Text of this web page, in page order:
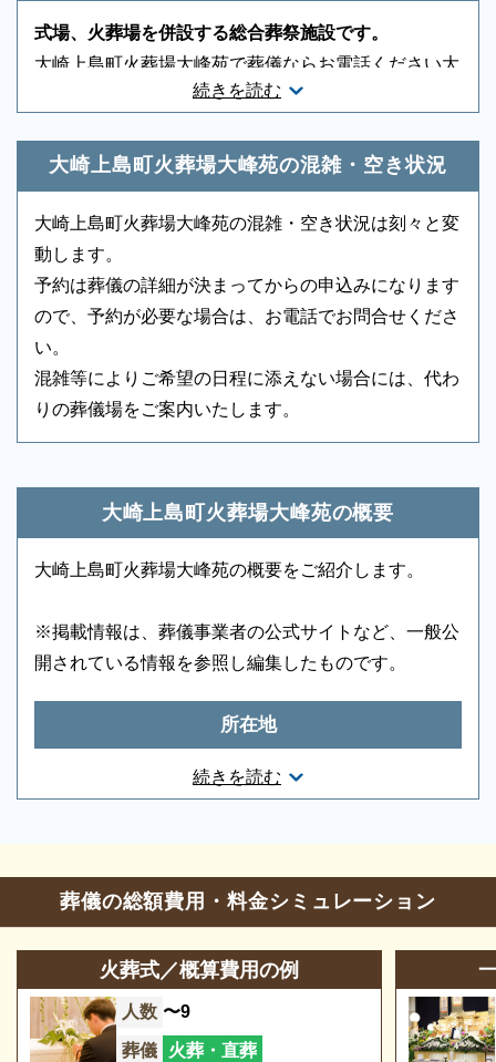
友人葬対応 - 社葬対応 -
葬祭ディレクター
音響、照明設備 -
親族控室 - 宗教者控室 -
浴室 貸布団
アメニティセット - 冷蔵庫
テレビ - 多目的トイレ
バリアフリー意識 - エントランス
ロビー
・大崎上島町火葬場大峰苑では葬祭場（葬儀
式場、待合室）を貸出しています。
・休場日は、1月1日および町長が必要と認め
・葬儀専用施設のため葬儀事業者を通じてご
利用いただく施設です。
・他町の方もご利用になれますが利用料金が
大崎上島町民と異なりますのでご留意くださ
い。
続きを読む
式場、火葬場を併設する総合葬祭施設です。
大崎上島町火葬場大峰苑で葬儀ならお電話ください大
崎上島町火葬場大峰苑で通夜・葬儀・火葬までを一か
的なお葬式が行われています。もしもの時は、申込み
順になりますので取り急ぎお電話ください。迅速に手
配いたします。
ださい
ご状況・ご希望などをお伺いしながら段取りを進めま
配、ご安置先（霊安室・安置室）などについても、ご
ご希望にあわせて葬儀の段取りを進めます。火葬場、
霊柩車などの手配をはじめ、必要な葬具（祭壇、棺、
ドライアイス）などを、ご希望にあわせてご用意いた
します。また、市区役所への死亡届なども代行できま
す。まずはお電話ください。
大崎上島町火葬場大峰苑の混雑・空き状況
大崎上島町火葬場大峰苑の混雑・空き状況は刻々と変
動します。
予約は葬儀の詳細が決まってからの申込みになります
ので、予約が必要な場合は、お電話でお問合せくださ
い。
混雑等によりご希望の日程に添えない場合には、代わ
りの葬儀場をご案内いたします。
続きを読む
大崎上島町火葬場大峰苑の概要
大崎上島町火葬場大峰苑の概要をご紹介します。
※掲載情報は、葬儀事業者の公式サイトなど、一般公
開されている情報を参照し編集したものです。
所在地
広島県豊田郡大崎上島町中野2894番地1
葬儀の相談 0120-24-1234
参列等のお問合せ 0846-62-0303
営業時間 9：00～17：00
定休日
葬儀の総額費用・料金シミュレーション
火葬式／概算費用の例
人数 〜9
葬儀 火葬・直葬